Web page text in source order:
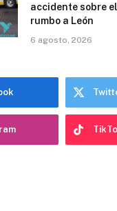
accidente sobre
rumbo a León
6 agosto, 2026